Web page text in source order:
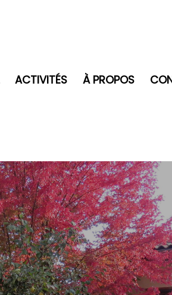
ACTIVITÉS À PROPOS